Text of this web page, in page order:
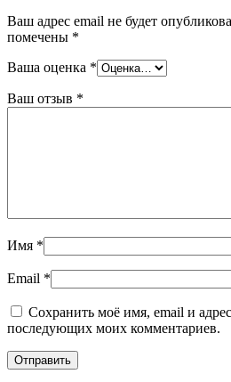
Ваш адрес email не будет
помечены *
Ваша оценка *
Ваш отзыв *
Имя *
Email *
Сохранить моё имя, email и
последующих моих комментариев.